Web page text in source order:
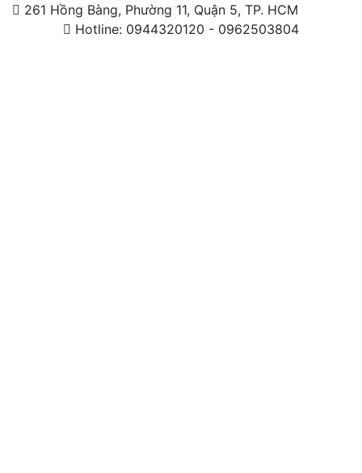
261 Hồng Bàng, Phường 11, Quận 5, TP. HCM
Hotline: 0944320120 - 0962503804